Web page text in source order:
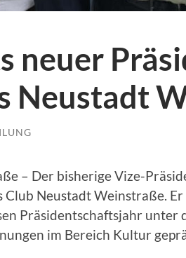
neuer
Neustadt
– Der bisherige Vize-
Club Neustadt Weinstraße.
Präsidentschaftsjahr unter
im Bereich Kultur